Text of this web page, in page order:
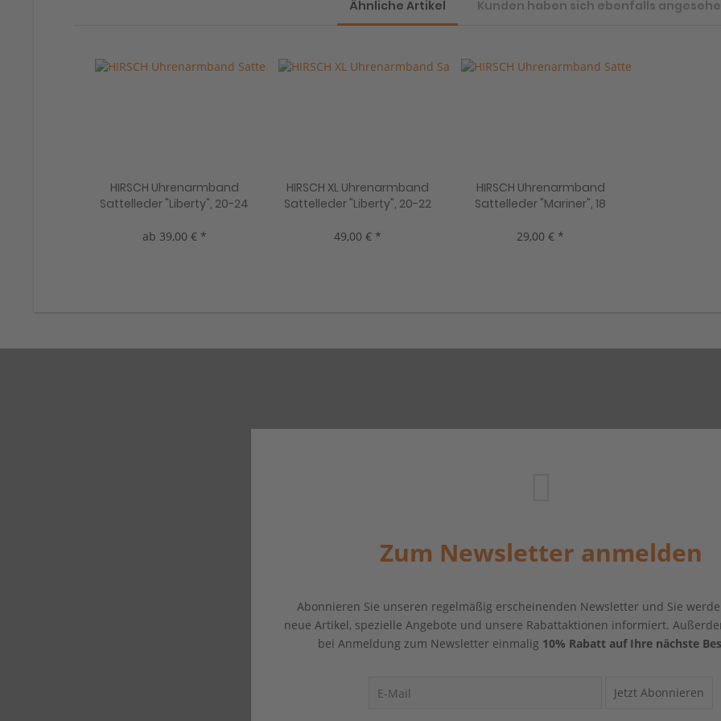
Ähnliche Artikel Kunden haben sich ebenfalls
HIRSCH Uhrenarmband
Sattelleder "Liberty", 20-24
ab 39,00 € *
HIRSCH XL Uhrenarmband
Sattelleder "Liberty", 20-22
49,00 € *
HIRSCH Uhrenarmband
Sattelleder "Mariner", 18
29,00 € *
Zum Newsletter anmelden
Abonnieren Sie unseren regelmäßig erscheinenden Newsletter und Sie
neue Artikel, spezielle Angebote und unsere Rabattaktionen informiert.
bei Anmeldung zum Newsletter einmalig 10% Rabatt auf Ihre nächste
Jetzt Abonnieren